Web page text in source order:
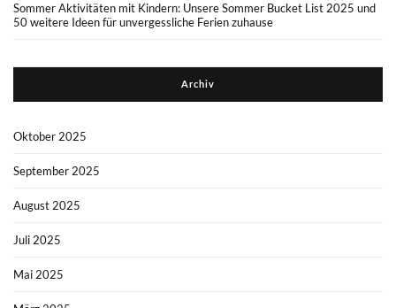
Sommer Aktivitäten mit Kindern: Unsere Sommer Bucket List 2025 und
50 weitere Ideen für unvergessliche Ferien zuhause
Archiv
Oktober 2025
September 2025
August 2025
Juli 2025
Mai 2025